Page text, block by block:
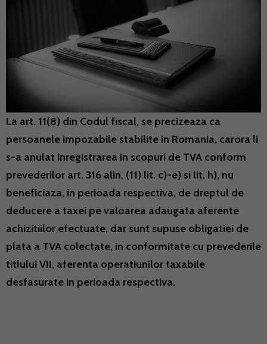
La art. 11(8) din Codul fiscal, se precizeaza ca
persoanele impozabile stabilite in Romania, carora li
s-a anulat inregistrarea in scopuri de TVA conform
prevederilor art. 316 alin. (11) lit. c)-e) si lit. h), nu
beneficiaza, in perioada respectiva, de dreptul de
deducere a taxei pe valoarea adaugata aferente
achizitiilor efectuate, dar sunt supuse obligatiei de
plata a TVA colectate, in conformitate cu prevederile
titlului VII, aferenta operatiunilor taxabile
desfasurate in perioada respectiva.